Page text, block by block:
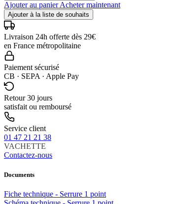
Ajouter au panierAcheter maintenant
Ajouter à la liste de souhaits
Livraison 24h offerte dès 29€
en France métropolitaine
Paiement sécurisé
CB · SEPA · Apple Pay
Retour 30 jours
satisfait ou remboursé
Service client
01 47 21 21 38
VACHETTE
Contactez-nous
Documents
Fiche technique - Serrure 1 point